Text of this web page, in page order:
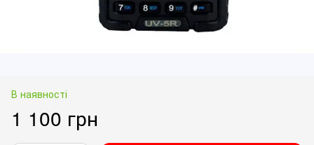
В наявності
1 100 грн